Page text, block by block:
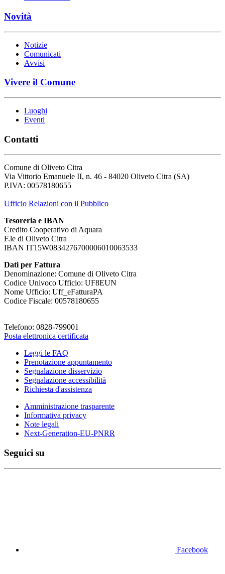
Novità
Notizie
Comunicati
Avvisi
Vivere il Comune
Luoghi
Eventi
Contatti
Comune di Oliveto Citra
Via Vittorio Emanuele II, n. 46 - 84020 Oliveto Citra (SA)
P.IVA: 00578180655
Ufficio Relazioni con il Pubblico
Tesoreria e IBAN
Credito Cooperativo di Aquara
F.le di Oliveto Citra
IBAN IT15W0834276700006010063533
Dati per Fattura
Denominazione: Comune di Oliveto Citra
Codice Univoco Ufficio: UF8EUN
Nome Ufficio: Uff_eFatturaPA
Codice Fiscale: 00578180655
Telefono: 0828-799001
Posta elettronica certificata
Leggi le FAQ
Prenotazione appuntamento
Segnalazione disservizio
Segnalazione accessibilità
Richiesta d'assistenza
Amministrazione trasparente
Informativa privacy
Note legali
Next-Generation-EU-PNRR
Seguici su
Facebook